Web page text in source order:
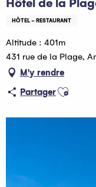
Hôtel de la
HÔTEL - RESTAURANT
Altitude : 401m
431 rue de la Plage,
M'y rendre
PartagerAjouter